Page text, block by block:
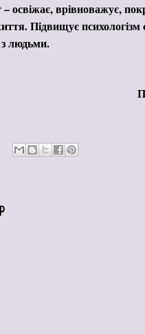
освіжає, врівноважує,
Підвищує
з людьми.